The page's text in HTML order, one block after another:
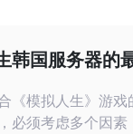
韩国服务器的
《模拟人生》游戏
必须考虑多个因素